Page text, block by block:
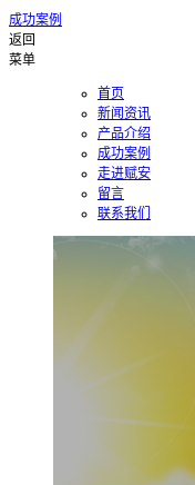
成功案例
返回
菜单
首页
新闻资讯
产品介绍
成功案例
走进赋安
留言
联系我们